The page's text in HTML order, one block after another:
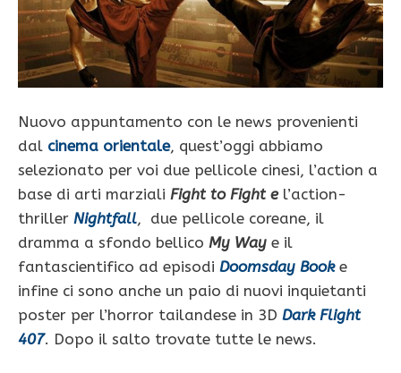
Nuovo appuntamento con le news provenienti
dal cinema orientale, quest’oggi abbiamo
selezionato per voi due pellicole cinesi, l’action a
base di arti marziali Fight to Fight el’action-
thriller Nightfall, due pellicole coreane, il
dramma a sfondo bellico My Way e il
fantascientifico ad episodi Doomsday Booke
infine ci sono anche un paio di nuovi inquietanti
poster per l’horror tailandese in 3D Dark Flight
407. Dopo il salto trovate tutte le news.